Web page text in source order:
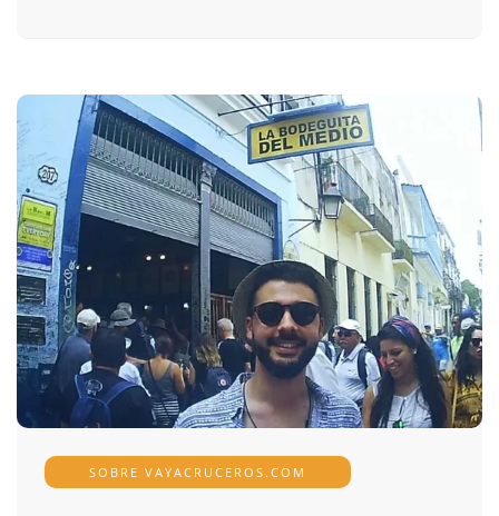
SOBRE VAYACRUCEROS.COM